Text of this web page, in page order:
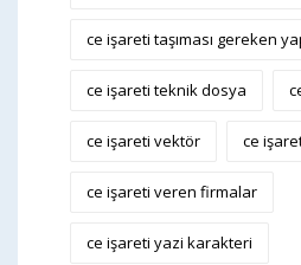
ce işareti taşıması gereken
ce işareti teknik dosya
ce işareti vektör ce
ce işareti veren firmalar
ce işareti yazi karakteri